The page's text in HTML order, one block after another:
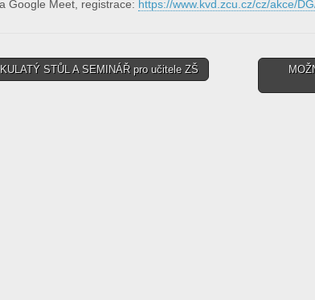
Google Meet, registrace: https://www.kvd.zcu.cz/cz/akce/
STŮL A SEMINÁŘ pro učitele ZŠ